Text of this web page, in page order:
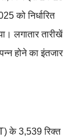
को निर्धारित
लगातार तारीखें
होने का इंतजार
के 3,539 रिक्त